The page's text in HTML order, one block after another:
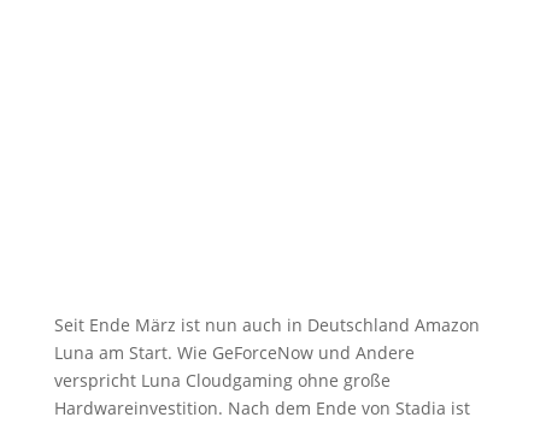
Seit Ende März ist nun auch in Deutschland Amazon
Luna am Start. Wie GeForceNow und Andere
verspricht Luna Cloudgaming ohne große
Hardwareinvestition. Nach dem Ende von Stadia ist